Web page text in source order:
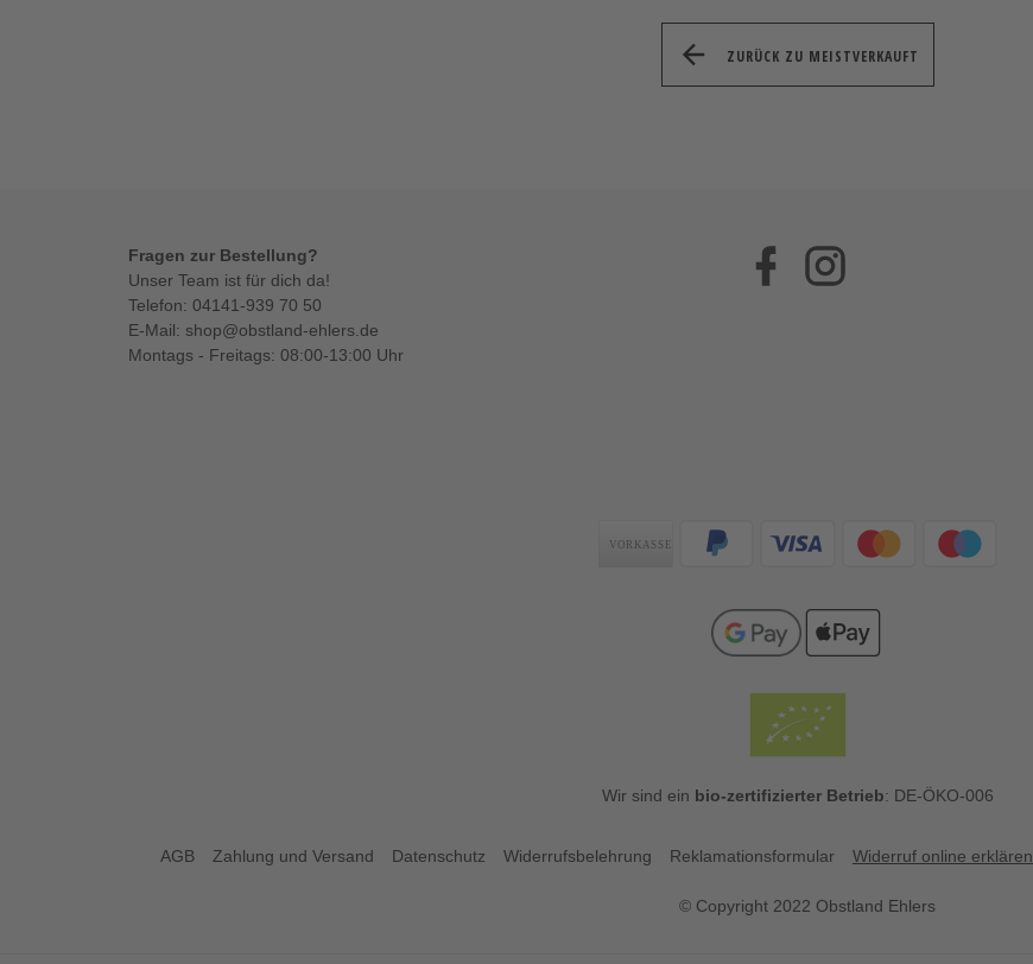
ZURÜCK ZU MEISTVERKAUFT
Fragen zur Bestellung?
Unser Team ist für dich da!
Telefon: 04141-939 70 50
E-Mail: shop@obstland-ehlers.de
Montags - Freitags: 08:00-13:00 Uhr
Facebook
Zahlungsarten
Wir sind ein bio-zertifizierter Betrieb: DE-ÖKO-006
AGB Zahlung und Versand Datenschutz Widerrufsbelehrung Reklamationsformular Widerruf online erklären
© Copyright 2022 Obstland Ehlers